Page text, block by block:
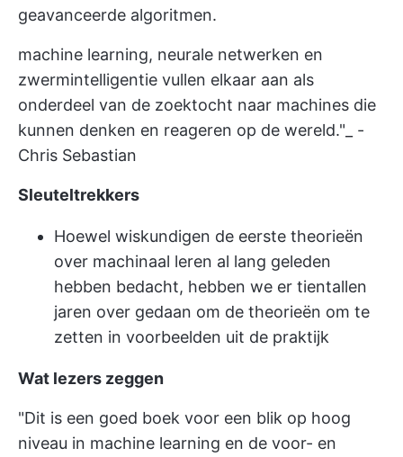
geavanceerde algoritmen.
machine learning, neurale netwerken en
zwermintelligentie vullen elkaar aan als
onderdeel van de zoektocht naar machines die
kunnen denken en reageren op de wereld."_ -
Chris Sebastian
Sleuteltrekkers
Hoewel wiskundigen de eerste theorieën
over machinaal leren al lang geleden
hebben bedacht, hebben we er tientallen
jaren over gedaan om de theorieën om te
zetten in voorbeelden uit de praktijk
Wat lezers zeggen
"Dit is een goed boek voor een blik op hoog
niveau in machine learning en de voor- en